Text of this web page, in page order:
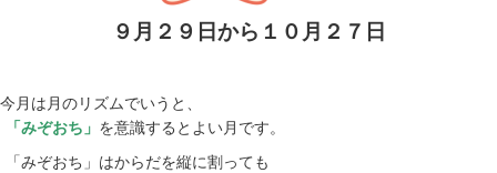
９月２９日から１０月２７日
今月は月のリズムでいうと、
「みぞおち」 を意識するとよい月です。
「みぞおち」はからだを縦に割っても